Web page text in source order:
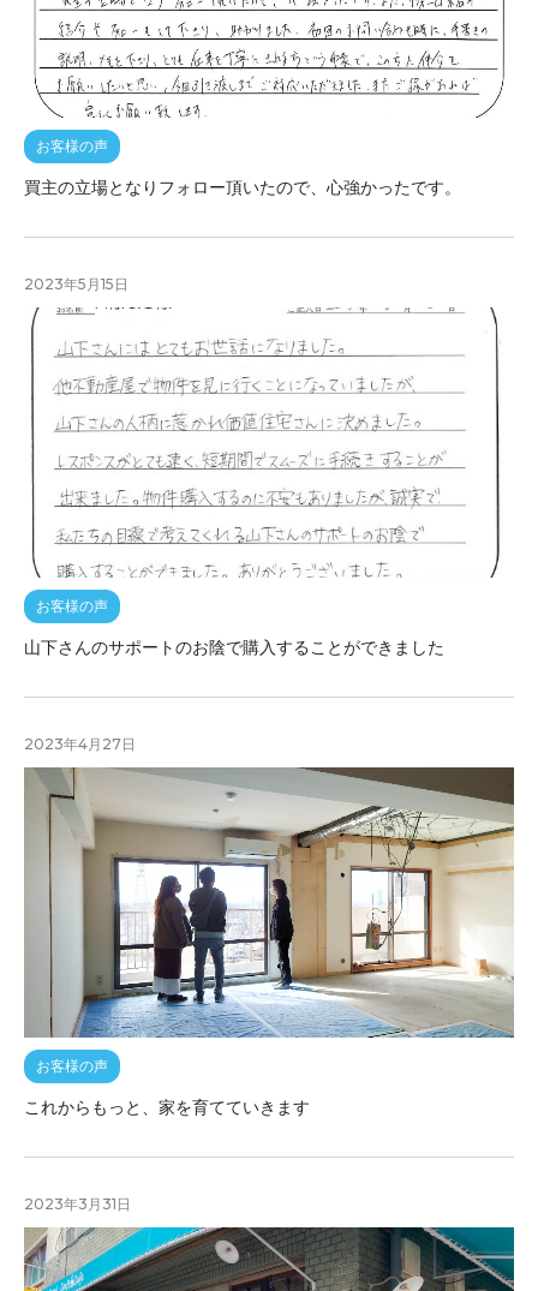
お客様の声
買主の立場となりフォロー頂いたので、心強かったです。
2023年5月15日
お客様の声
山下さんのサポートのお陰で購入することができました
2023年4月27日
お客様の声
これからもっと、家を育てていきます
2023年3月31日